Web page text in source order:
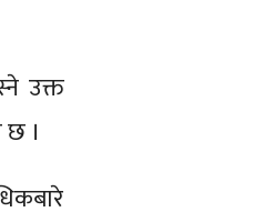
उक्त
।